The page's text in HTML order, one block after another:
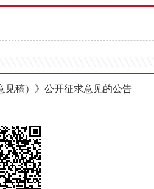
见稿）》公开征求意见的公告